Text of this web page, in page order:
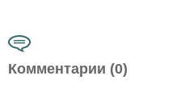
Комментарии (0)